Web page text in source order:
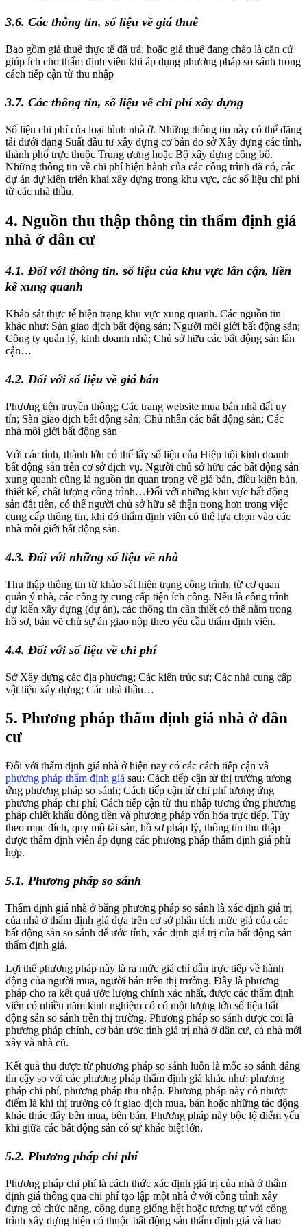
3.6. Các thông tin, số liệu về giá thuê
Bao gồm giá thuê thực tế đã trả, hoặc giá thuê đang chào là căn cứ
giúp ích cho thẩm định viên khi áp dụng phương pháp so sánh trong
cách tiếp cận từ thu nhập
3.7. Các thông tin, số liệu về chi phí xây dựng
Số liệu chi phí của loại hình nhà ở. Những thông tin này có thể đăng
tải dưới dạng Suất đầu tư xây dựng cơ bản do sở Xây dựng các tỉnh,
thành phố trực thuộc Trung ương hoặc Bộ xây dựng công bố.
Những thông tin về chi phí hiện hành của các công trình đã có, các
dự án dự kiến triển khai xây dựng trong khu vực, các số liệu chi phí
từ các nhà thầu.
4. Nguồn thu thập thông tin thẩm định giá
nhà ở dân cư
4.1. Đối với thông tin, số liệu của khu vực lân cận, liền
kề xung quanh
Khảo sát thực tế hiện trạng khu vực xung quanh. Các nguồn tin
khác như: Sàn giao dịch bất động sản; Người môi giới bất động sản;
Công ty quản lý, kinh doanh nhà; Chủ sở hữu các bất động sản lân
cận…
4.2. Đối với số liệu về giá bán
Phương tiện truyền thông; Các trang website mua bán nhà đất uy
tín; Sàn giao dịch bất động sản; Chủ nhân các bất động sản; Các
nhà môi giới bất động sản
Với các tỉnh, thành lớn có thể lấy số liệu của Hiệp hội kinh doanh
bất động sản trên cơ sở dịch vụ. Người chủ sở hữu các bất động sản
xung quanh cũng là nguồn tin quan trọng về giá bán, điều kiện bán,
thiết kế, chât lượng công trình…Đối với những khu vực bất động
sản đắt tiền, có thể người chủ sở hữu sẽ thận trong hơn trong việc
cung cấp thông tin, khi đó thẩm định viên có thể lựa chọn vào các
nhà môi giới bất động sản.
4.3. Đối với những số liệu về nhà
Thu thập thông tin từ khảo sát hiện trạng công trình, từ cơ quan
quản ý nhà, các công ty cung cấp tiện ích công. Nếu là công trình
dự kiến xây dựng (dự án), các thông tin cần thiết có thể nằm trong
hồ sơ, bản vẽ chủ sự án giao nộp theo yêu cầu thẩm định viên.
4.4. Đối với số liệu về chi phí
Sở Xây dựng các địa phương; Các kiến trúc sư; Các nhà cung cấp
vật liệu xây dựng; Các nhà thầu…
5. Phương pháp thẩm định giá nhà ở dân
cư
Đối với thẩm định giá nhà ở hiện nay có các cách tiếp cận và
phương pháp thẩm định giá sau: Cách tiếp cận từ thị trường tương
ứng phương pháp so sánh; Cách tiếp cận từ chi phí tương ứng
phương pháp chi phí; Cách tiếp cận từ thu nhập tương ứng phương
pháp chiết khấu dòng tiền và phương pháp vốn hóa trực tiếp. Tùy
theo mục đích, quy mô tài sản, hồ sơ pháp lý, thông tin thu thập
được thẩm định viên áp dụng các phương pháp thẩm định giá phù
hợp.
5.1. Phương pháp so sánh
Thẩm định giá nhà ở bằng phương pháp so sánh là xác định giá trị
của nhà ở thẩm định giá dựa trên cơ sở phân tích mức giá của các
bất động sản so sánh để ước tính, xác định giá trị của bất động sản
thẩm định giá.
Lợi thế phương pháp này là ra mức giá chỉ dẫn trực tiếp về hành
động của người mua, người bán trên thị trường. Đây là phương
pháp cho ra kết quả ước lượng chính xác nhất, được các thẩm định
viên có nhiều năm kinh nghiệm có có một lượng lớn số liệu bất
động sản so sánh trên thị trường. Phương pháp so sánh được coi là
phương pháp chính, cơ bản ước tính giá trị nhà ở dân cư, cả nhà mới
xây và nhà cũ.
Kết quả thu được từ phương pháp so sánh luôn là mốc so sánh đáng
tin cậy so với các phương pháp thẩm định giá khác như: phương
pháp chi phí, phương pháp thu nhập. Phương pháp này có nhược
điểm là khi thị trường có ít giao dịch mua, bán hoặc những tác động
khác thúc đẩy bên mua, bên bán. Phương pháp này bộc lộ điểm yếu
khi giữa các bất động sản có sự khác biệt lớn.
5.2. Phương pháp chi phí
Phương pháp chi phí là cách thức xác định giá trị của nhà ở thẩm
định giá thông qua chi phí tạo lập một nhà ở với công trình xây
đựng có chức năng, công dụng giống hệt hoặc tương tự với công
trình xây dựng hiện có thuộc bất động sản thẩm định giá và hao